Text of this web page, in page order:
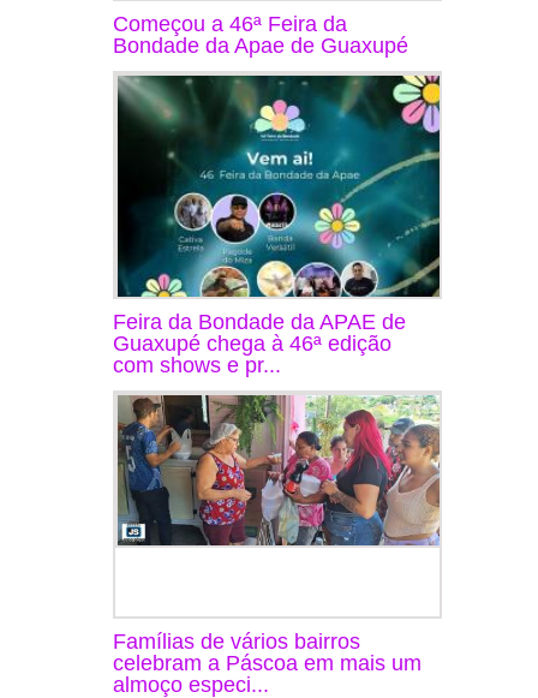
Começou a 46ª Feira da
Bondade da Apae de Guaxupé
Feira da Bondade da APAE de
Guaxupé chega à 46ª edição
com shows e pr...
Famílias de vários bairros
celebram a Páscoa em mais um
almoço especi...